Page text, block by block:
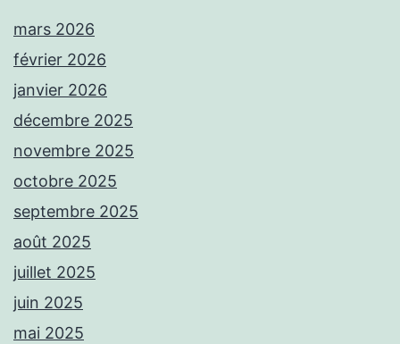
mars 2026
février 2026
janvier 2026
décembre 2025
novembre 2025
octobre 2025
septembre 2025
août 2025
juillet 2025
juin 2025
mai 2025